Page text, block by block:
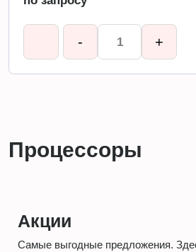
- +
Процессоры
Акции
Самые выгодные предложения.